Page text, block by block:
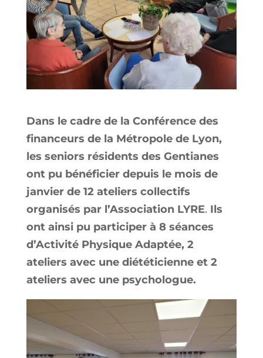
Dans le cadre de la Conférence des
financeurs de la Métropole de Lyon,
les seniors résidents des Gentianes
ont pu bénéficier depuis le mois de
janvier de 12 ateliers collectifs
organisés par l’Association LYRE. Ils
ont ainsi pu participer à 8 séances
d’Activité Physique Adaptée, 2
ateliers avec une diététicienne et 2
ateliers avec une psychologue.